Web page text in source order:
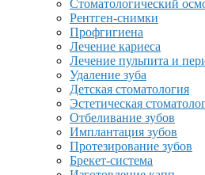
Стоматологический
Рентген-снимки
Профгигиена
Лечение кариеса
Лечение пульпита и
Удаление зуба
Детская стоматология
Эстетическая
Отбеливание зубов
Имплантация зубов
Протезирование зубов
Брекет-система